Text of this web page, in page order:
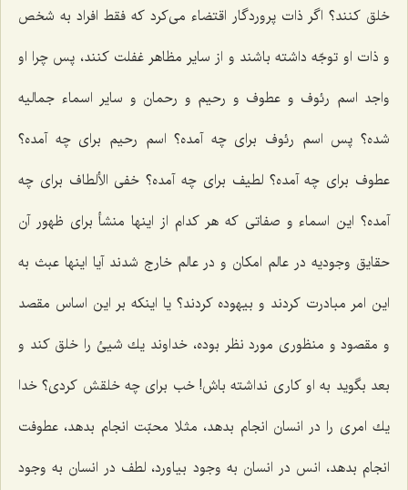
خلق كنند؟ اگر ذات پروردگار اقتضاء می‌كرد كه فقط افراد به شخص
و ذات او توجّه داشته باشند و از سایر مظاهر غفلت كنند، پس چرا او
واجد اسم رئوف و عطوف و رحیم و رحمان و سایر اسماء جمالیه
شده؟ پس اسم رئوف برای چه آمده؟ اسم رحیم برای چه آمده؟
عطوف برای چه آمده؟ لطیف برای چه آمده؟ خفی الألطاف برای چه
آمده؟ این اسماء و صفاتی كه هر كدام از اینها منشأ برای ظهور آن
حقایق وجودیه در عالم امكان و در عالم خارج شدند آیا اینها عبث به
این امر مبادرت كردند و بیهوده كردند؟ یا اینكه بر این اساس مقصد
و مقصود و منظوری مورد نظر بوده، خداوند یك شیئ را خلق كند و
بعد بگوید به او كاری نداشته باش! خب برای چه خلقش كردی؟ خدا
یك امری را در انسان انجام بدهد، مثلا محبّت انجام بدهد، عطوفت
انجام بدهد، انس در انسان به وجود بیاورد، لطف در انسان به وجود